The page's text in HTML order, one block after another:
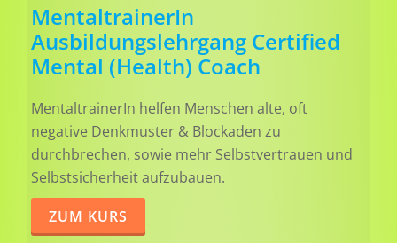
MentaltrainerIn
Ausbildungslehrgang Certified
Mental (Health) Coach
MentaltrainerIn helfen Menschen alte, oft
negative Denkmuster & Blockaden zu
durchbrechen, sowie mehr Selbstvertrauen und
Selbstsicherheit aufzubauen.
ZUM KURS